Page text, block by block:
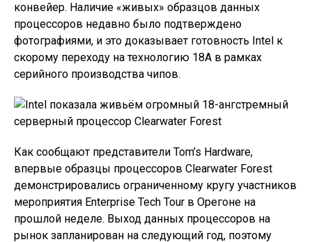
конвейер. Наличие «живых» образцов данных
процессоров недавно было подтверждено
фотографиями, и это доказывает готовность Intel к
скорому переходу на технологию 18A в рамках
серийного производства чипов.
Как сообщают представители Tom’s Hardware,
впервые образцы процессоров Clearwater Forest
демонстрировались ограниченному кругу участников
мероприятия Enterprise Tech Tour в Орегоне на
прошлой неделе. Выход данных процессоров на
рынок запланирован на следующий год, поэтому